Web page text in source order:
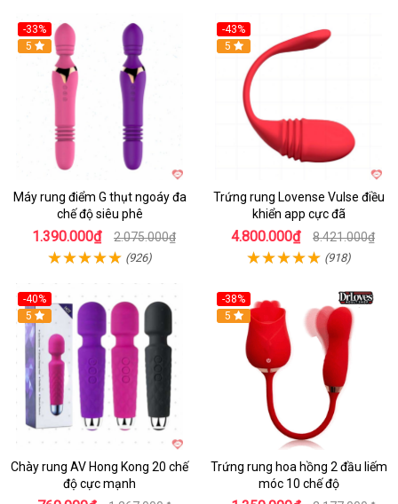
-33%
Hot
5
Máy rung điểm G thụt ngoáy đa
chế độ siêu phê
1.390.000₫ 2.075.000₫
(926)
-43%
Hot
5
Trứng rung Lovense Vulse điều
khiển app cực đã
4.800.000₫ 8.421.000₫
(918)
-40%
5
Chày rung AV Hong Kong 20 chế
độ cực mạnh
-38%
Hot
5
Trứng rung hoa hồng 2 đầu liếm
móc 10 chế độ